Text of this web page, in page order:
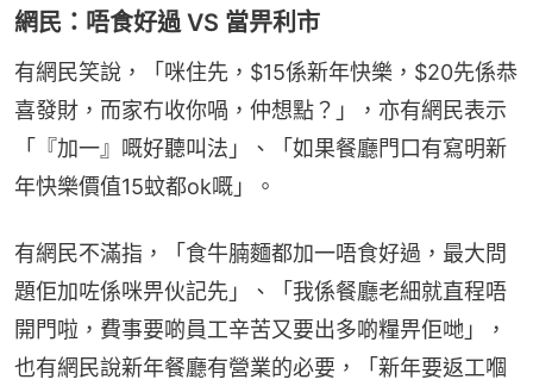
網民：唔食好過 VS 當畀利市
有網民笑說，「咪住先，$15係新年快樂，$20先係恭
喜發財，而家冇收你喎，仲想點？」，亦有網民表示
「『加一』嘅好聽叫法」、「如果餐廳門口有寫明新
年快樂價值15蚊都ok嘅」。
有網民不滿指，「食牛腩麵都加一唔食好過，最大問
題佢加咗係咪畀伙記先」、「我係餐廳老細就直程唔
開門啦，費事要啲員工辛苦又要出多啲糧畀佢哋」，
也有網民說新年餐廳有營業的必要，「新年要返工嗰